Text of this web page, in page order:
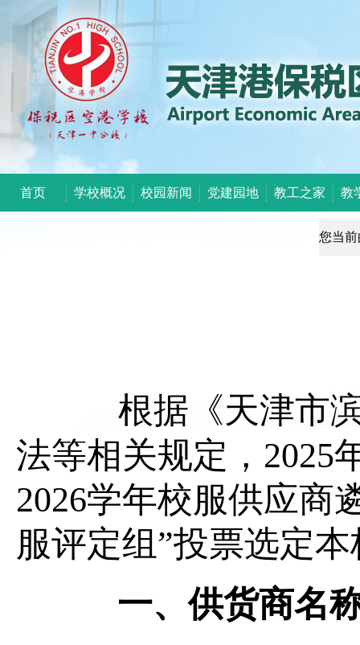
首页 学校概况 校园新闻 党建园地 教工之家 教
您当
根据《天津市
法等相关规定，2025
2026学年校服供应商
服评定组”投票选定
一、供货商名